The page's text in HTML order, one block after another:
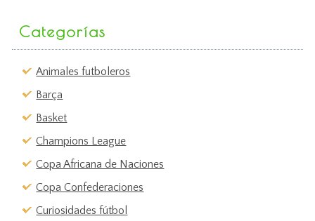
Categorías
Animales futboleros
Barça
Basket
Champions League
Copa Africana de Naciones
Copa Confederaciones
Curiosidades fútbol